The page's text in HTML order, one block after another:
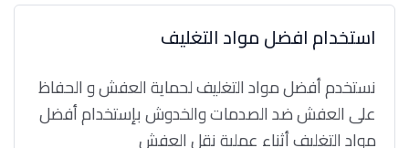
استخدام افضل مواد التغليف
نستخدم أفضل مواد التغليف لحماية العفش و الحفاظ
على العفش ضد الصدمات والخدوش بإستخدام أفضل
مواد التغليف أثناء عملية نقل العفش